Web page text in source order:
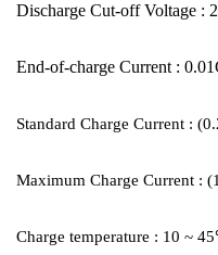
Discharge Cut-off Voltage :
End-of-charge Current :
Standard Charge Current :
Maximum Charge Current :
Charge temperature : 10 ~